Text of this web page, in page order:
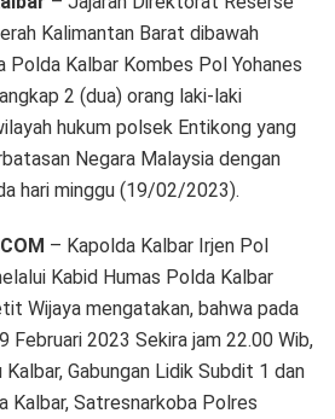
Kalimantan Barat dibawah
Polda Kalbar Kombes Pol Yohanes
2 (dua) orang laki-laki
hukum polsek Entikong yang
Negara Malaysia dengan
hari minggu (19/02/2023).
– Kapolda Kalbar Irjen Pol
Kabid Humas Polda Kalbar
Wijaya mengatakan, bahwa pada
Februari 2023 Sekira jam 22.00 Wib,
Gabungan Lidik Subdit 1 dan
Kalbar, Satresnarkoba Polres